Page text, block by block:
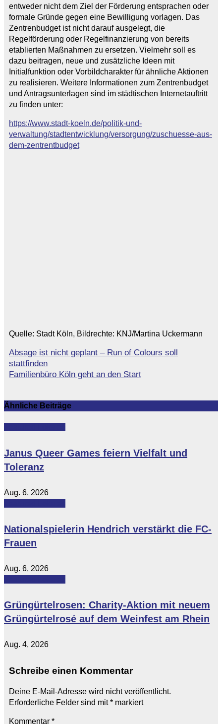
entweder nicht dem Ziel der Förderung entsprachen oder
formale Gründe gegen eine Bewilligung vorlagen. Das
Zentrenbudget ist nicht darauf ausgelegt, die
Regelförderung oder Regelfinanzierung von bereits
etablierten Maßnahmen zu ersetzen. Vielmehr soll es
dazu beitragen, neue und zusätzliche Ideen mit
Initialfunktion oder Vorbildcharakter für ähnliche Aktionen
zu realisieren. Weitere Informationen zum Zentrenbudget
und Antragsunterlagen sind im städtischen Internetauftritt
zu finden unter:
https://www.stadt-koeln.de/politik-und-
verwaltung/stadtentwicklung/versorgung/zuschuesse-aus-
dem-zentrentbudget
Quelle: Stadt Köln, Bildrechte: KNJ/Martina Uckermann
Beitragsnavigation
Absage ist nicht geplant – Run of Colours soll
stattfinden
Familienbüro Köln geht an den Start
Ähnliche Beiträge
Janus Queer Games feiern Vielfalt und
Toleranz
Aug. 6, 2026
Nationalspielerin Hendrich verstärkt die FC-
Frauen
Aug. 6, 2026
Grüngürtelrosen: Charity-Aktion mit neuem
Grüngürtelrosé auf dem Weinfest am Rhein
Aug. 4, 2026
Schreibe einen Kommentar
Deine E-Mail-Adresse wird nicht veröffentlicht.
Erforderliche Felder sind mit* markiert
Kommentar *